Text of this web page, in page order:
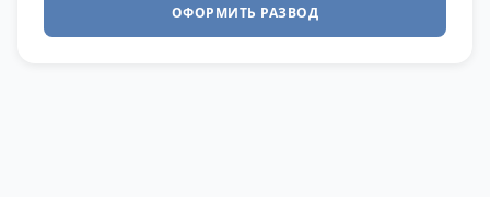
ОФОРМИТЬ РАЗВОД